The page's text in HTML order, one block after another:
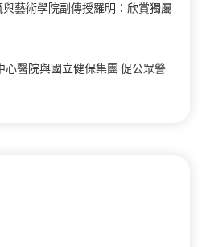
藝術學院副傳授羅明：欣賞獨屬
心醫院與國立健保集團 促公眾警